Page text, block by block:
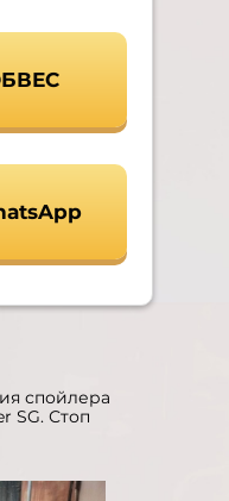
спойлера
SG. Стоп